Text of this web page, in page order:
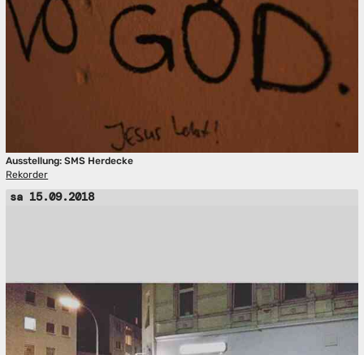
Ausstellung: SMS Herdecke
Rekorder
sa 15.09.2018